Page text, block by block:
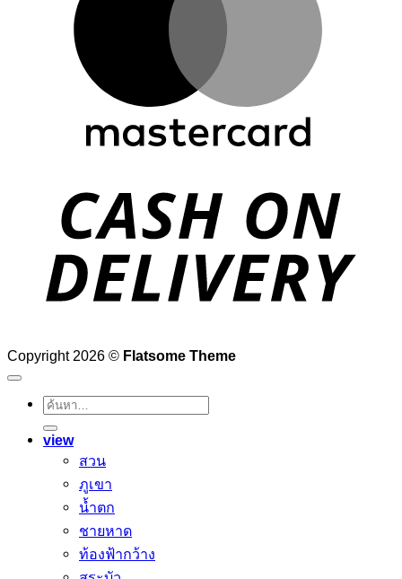
Copyright 2026 © Flatsome Theme
ค้นหา:
view
สวน
ภูเขา
น้ำตก
ชายหาด
ท้องฟ้ากว้าง